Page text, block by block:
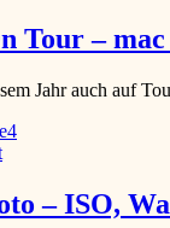
Tour –
Jahr auch auf
4
– ISO,